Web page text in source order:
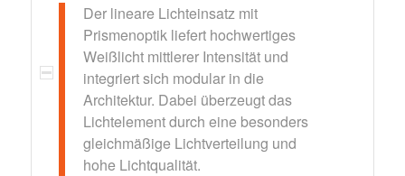
Der lineare Lichteinsatz mit
Prismenoptik liefert hochwertiges
Weißlicht mittlerer Intensität und
integriert sich modular in die
Architektur. Dabei überzeugt das
Lichtelement durch eine besonders
gleichmäßige Lichtverteilung und
hohe Lichtqualität.